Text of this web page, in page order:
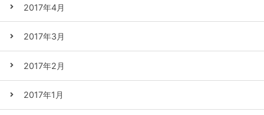
2017年4月
2017年3月
2017年2月
2017年1月